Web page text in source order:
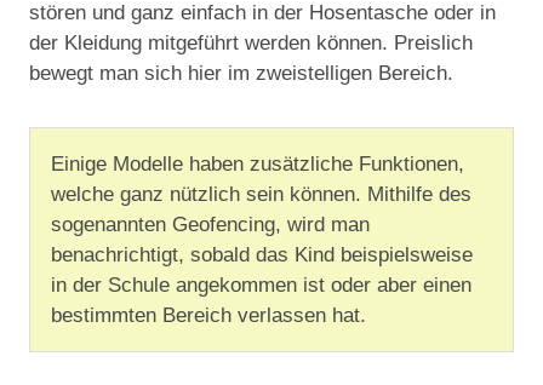
stören und ganz einfach in der Hosentasche oder in
der Kleidung mitgeführt werden können. Preislich
bewegt man sich hier im zweistelligen Bereich.
Einige Modelle haben zusätzliche Funktionen,
welche ganz nützlich sein können. Mithilfe des
sogenannten Geofencing, wird man
benachrichtigt, sobald das Kind beispielsweise
in der Schule angekommen ist oder aber einen
bestimmten Bereich verlassen hat.